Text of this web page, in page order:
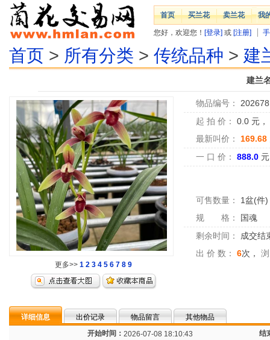
首页 买兰花 卖兰花 我
您好，欢迎您！ [登录] 或 [注册]
首页 > 所有分类 > 传统品种 > 建
建兰
更多>> 1 2 3 4 5 6 7 8 9
物品编号：
起 拍 价：
0.0 元，
最新叫价：
169.68
一 口 价：
888.0 元
可售数量： 1盆(件)
规 格：
国魂
剩余时间：
成交结
出 价 数：
6次，
详细信息 出价记录 物品留言
其他物品
开始时间： 2026-07-08 18:10:43 结